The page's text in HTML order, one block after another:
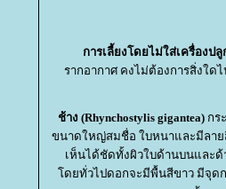
การเลี้ยงโดยไม่ใส่เครื่องป
รากอากาศ คงไม่ต้องการสิ่งใด
ช้าง (Rhynchostylis gigantea) กร
ขนาดใหญ่สมชื่อ ใบหนาและมีลาย
เห็นได้ชัดทั้งผิวใบด้านบนและ
ดยทั่วไปดอกจะมีพื้นสีขาว มีจุดก